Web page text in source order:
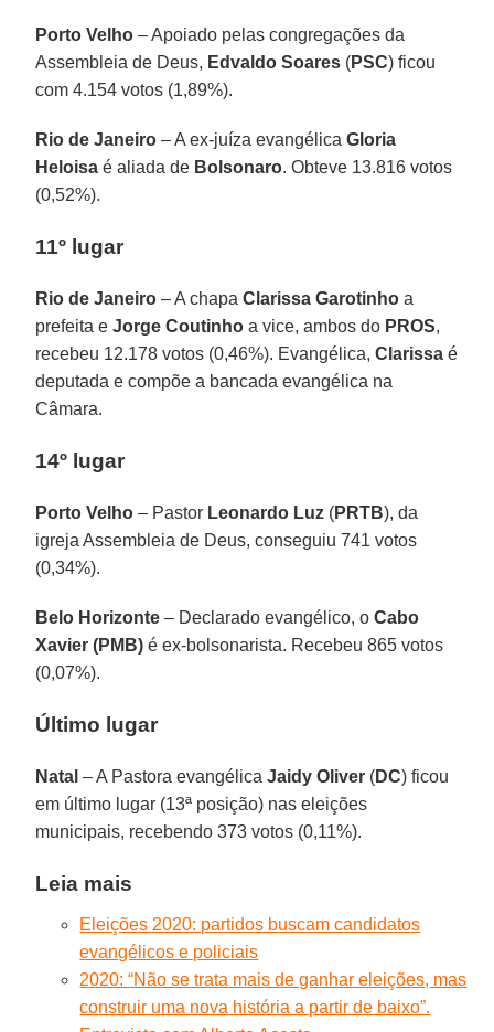
Porto Velho – Apoiado pelas congregações da
Assembleia de Deus, Edvaldo Soares (PSC) ficou
com 4.154 votos (1,89%).
Rio de Janeiro – A ex-juíza evangélicaGloria
Heloisa é aliada de Bolsonaro. Obteve 13.816 votos
(0,52%).
11º lugar
Rio de Janeiro – A chapaClarissa Garotinho a
prefeita eJorge Coutinho a vice, ambos do PROS,
recebeu 12.178 votos (0,46%). Evangélica,Clarissa é
deputada e compõe a bancada evangélica na
Câmara.
14º lugar
Porto Velho – Pastor Leonardo Luz (PRTB), da
igreja Assembleia de Deus, conseguiu 741 votos
(0,34%).
Belo Horizonte – Declarado evangélico, oCabo
Xavier (PMB) é ex-bolsonarista. Recebeu 865 votos
(0,07%).
Último lugar
Natal – A Pastora evangélicaJaidy Oliver (DC) ficou
em último lugar (13ª posição) nas eleições
municipais, recebendo 373 votos (0,11%).
Leia mais
Eleições 2020: partidos buscam candidatos
evangélicos e policiais
2020: “Não se trata mais de ganhar eleições, mas
construir uma nova história a partir de baixo”.